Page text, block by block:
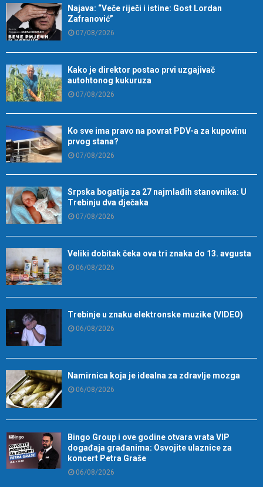
Najava: “Veče riječi i istine: Gost Lordan
Zafranović”
07/08/2026
Kako je direktor postao prvi uzgajivač
autohtonog kukuruza
07/08/2026
Ko sve ima pravo na povrat PDV-a za kupovinu
prvog stana?
07/08/2026
Srpska bogatija za 27 najmlađih stanovnika: U
Trebinju dva dječaka
07/08/2026
Veliki dobitak čeka ova tri znaka do 13. avgusta
06/08/2026
Trebinje u znaku elektronske muzike (VIDEO)
06/08/2026
Namirnica koja je idealna za zdravlje mozga
06/08/2026
Bingo Group i ove godine otvara vrata VIP
događaja građanima: Osvojite ulaznice za
koncert Petra Graše
06/08/2026